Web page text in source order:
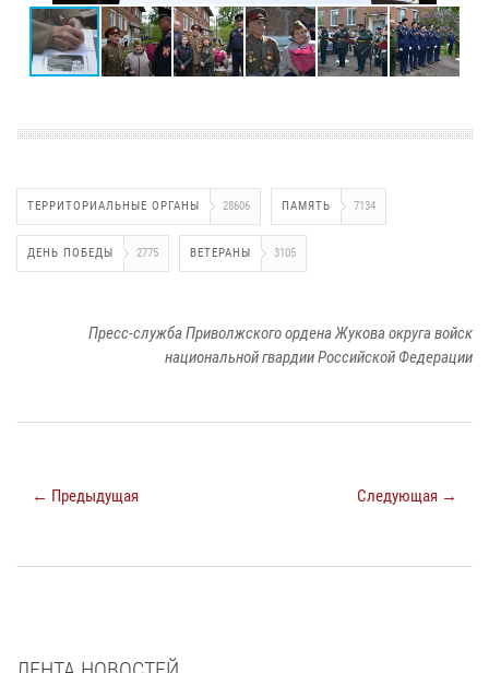
ТЕРРИТОРИАЛЬНЫЕ ОРГАНЫ 28606 ПАМЯТЬ 7134
ДЕНЬ ПОБЕДЫ 2775 ВЕТЕРАНЫ 3105
Пресс-служба Приволжского ордена Жукова округа войск
национальной гвардии Российской Федерации
← Предыдущая Следующая →